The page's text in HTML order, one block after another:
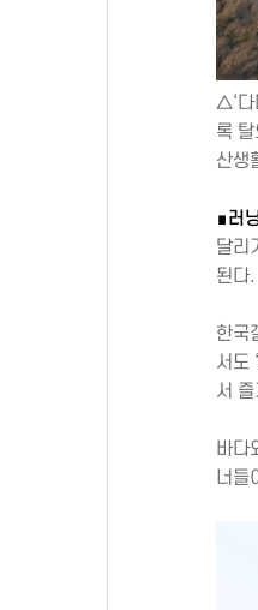
△‘다
록
산생
∎러
달리
된다.
한국
서도
서
바다
너들